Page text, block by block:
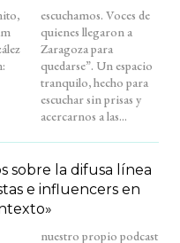
de
a
acercarnos a las...
sobre la difusa línea
e influencers en